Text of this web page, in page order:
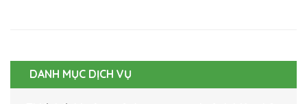
DANH MỤC DỊCH VỤ